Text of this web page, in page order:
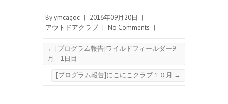
Byymcagoc | 2016年09月20日
|
アウトドアクラブ | No Comments |
← [プログラム報告]ワイルドフィールダー9
月 1日目
[プログラム報告]にこにこクラブ１０月 →